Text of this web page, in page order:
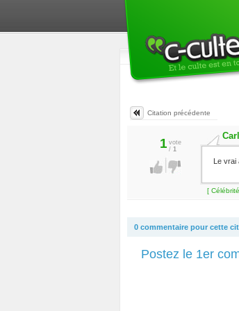
Citation précédente
1 vote
/ 1
Le vrai
[
0 commentaire pour cette
Postez le 1er